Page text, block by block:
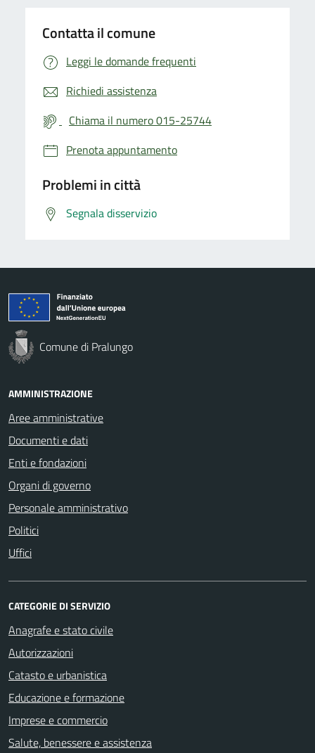
Contatta il comune
Leggi le domande frequenti
Richiedi assistenza
Chiama il numero 015-25744
Prenota appuntamento
Problemi in città
Segnala disservizio
Comune di Pralungo
AMMINISTRAZIONE
Aree amministrative
Documenti e dati
Enti e fondazioni
Organi di governo
Personale amministrativo
Politici
Uffici
CATEGORIE DI SERVIZIO
Anagrafe e stato civile
Autorizzazioni
Catasto e urbanistica
Educazione e formazione
Imprese e commercio
Salute, benessere e assistenza